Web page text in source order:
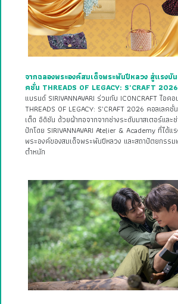
จากฉลองพระองค์สมเด็จพระพันปีหลวง สู่แรงบั
คชั่น THREADS OF LEGACY: S’CRAFT 2026
แบรนด์ SIRIVANNAVARI ร่วมกับ ICONCRAFT ไอค
THREADS OF LEGACY: S’CRAFT 2026 คอลเลคชั่
เต็ด อิดิชัน ด้วยผ้าทอจากจากช่างระดับมาสเตอร์และ
ปักโดย SIRIVANNAVARI Atelier & Academy ที่ได้แ
พระองค์ของสมเด็จพระพันปีหลวง และสถาปัตยกรร
ตำหนัก